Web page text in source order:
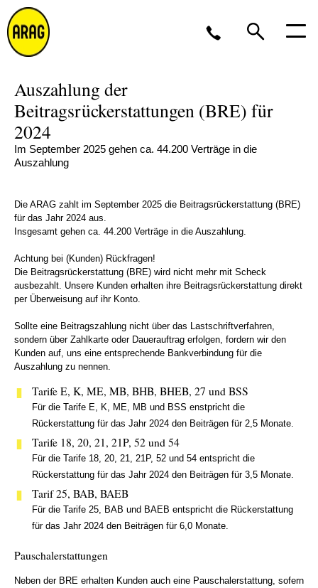
Montag bis Freitag 8 bis 17 Uhr, oder per
Auszahlung der
Beitragsrückerstattungen (BRE) für
2024
Im September 2025 gehen ca. 44.200 Verträge in die
Auszahlung
Die ARAG zahlt im September 2025 die Beitragsrückerstattung (BRE)
für das Jahr 2024 aus.
Insgesamt gehen ca. 44.200 Verträge in die Auszahlung.
Achtung bei (Kunden) Rückfragen!
Die Beitragsrückerstattung (BRE) wird nicht mehr mit Scheck
ausbezahlt. Unsere Kunden erhalten ihre Beitragsrückerstattung direkt
per Überweisung auf ihr Konto.
Sollte eine Beitragszahlung nicht über das Lastschriftverfahren,
sondern über Zahlkarte oder Dauerauftrag erfolgen, fordern wir den
Kunden auf, uns eine entsprechende Bankverbindung für die
Auszahlung zu nennen.
Tarife E, K, ME, MB, BHB, BHEB, 27 und BSS
Für die Tarife E, K, ME, MB und BSS enstpricht die
Rückerstattung für das Jahr 2024 den Beiträgen für 2,5 Monate.
Tarife 18, 20, 21, 21P, 52 und 54
Für die Tarife 18, 20, 21, 21P, 52 und 54 entspricht die
Rückerstattung für das Jahr 2024 den Beiträgen für 3,5 Monate.
Tarif 25, BAB, BAEB
Für die Tarife 25, BAB und BAEB entspricht die Rückerstattung
für das Jahr 2024 den Beiträgen für 6,0 Monate.
Pauschalerstattungen
Neben der BRE erhalten Kunden auch eine Pauschalerstattung, sofern